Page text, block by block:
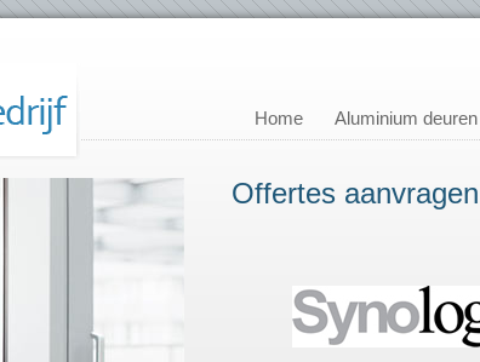
Home Aluminium deuren
Offertes aanvragen